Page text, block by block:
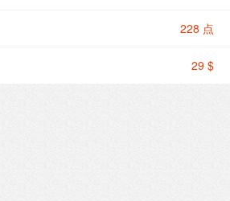
228 点
29 $